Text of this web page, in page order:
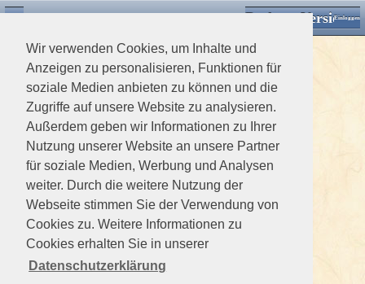
Wir verwenden Cookies, um Inhalte und
Anzeigen zu personalisieren, Funktionen für
soziale Medien anbieten zu können und die
Zugriffe auf unsere Website zu analysieren.
Außerdem geben wir Informationen zu Ihrer
Nutzung unserer Website an unsere Partner
für soziale Medien, Werbung und Analysen
weiter. Durch die weitere Nutzung der
Webseite stimmen Sie der Verwendung von
Cookies zu. Weitere Informationen zu
Cookies erhalten Sie in unserer
Datenschutzerklärung
Desktop VersionEinloggen